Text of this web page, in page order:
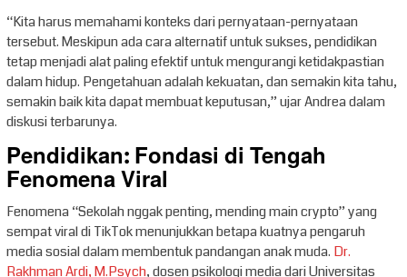
“Kita harus memahami konteks dari pernyataan-pernyataan
tersebut. Meskipun ada cara alternatif untuk sukses, pendidikan
tetap menjadi alat paling efektif untuk mengurangi ketidakpastian
dalam hidup. Pengetahuan adalah kekuatan, dan semakin kita tahu,
semakin baik kita dapat membuat keputusan,” ujar Andrea dalam
diskusi terbarunya.
Pendidikan: Fondasi di Tengah
Fenomena Viral
Fenomena “Sekolah nggak penting, mending main crypto” yang
sempat viral di TikTok menunjukkan betapa kuatnya pengaruh
media sosial dalam membentuk pandangan anak muda. Dr.
Rakhman Ardi, M.Psych, dosen psikologi media dari Universitas